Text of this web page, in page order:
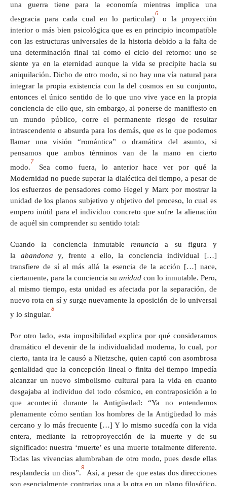
una guerra tiene para la economía mientras implica una
desgracia para cada cual en lo particular)
6
o la proyección
interior o más bien psicológica que es en principio incompatible
con las estructuras universales de la historia debido a la falta de
una determinación final tal como el ciclo del retorno: uno se
siente ya en la eternidad aunque la vida se precipite hacia su
aniquilación. Dicho de otro modo, si no hay una vía natural para
integrar la propia existencia con la del cosmos en su conjunto,
entonces el único sentido de lo que uno vive yace en la propia
conciencia de ello que, sin embargo, al ponerse de manifiesto en
un mundo público, corre el permanente riesgo de resultar
intrascendente o absurda para los demás, que es lo que podemos
llamar una visión “romántica” o dramática del asunto, si
pensamos que ambos términos van de la mano en cierto
modo.
7
Sea como fuera, lo anterior hace ver por qué la
Modernidad no puede superar la dialéctica del tiempo, a pesar de
los esfuerzos de pensadores como Hegel y Marx por mostrar la
unidad de los planos subjetivo y objetivo del proceso, lo cual es
empero inútil para el individuo concreto que sufre la alienación
de aquél sin comprender su sentido total:
Cuando la conciencia inmutable renuncia a su figura y
la abandona y, frente a ello, la conciencia individual […]
transfiere de sí al más allá la esencia de la acción […] nace,
ciertamente, para la conciencia su unidad con lo inmutable. Pero,
al mismo tiempo, esta unidad es afectada por la separación, de
nuevo rota en sí y surge nuevamente la oposición de lo universal
y lo singular.
8
Por otro lado, esta imposibilidad explica por qué consideramos
dramático el devenir de la individualidad moderna, lo cual, por
cierto, tanta ira le causó a Nietzsche, quien captó con asombrosa
genialidad que la concepción lineal o finita del tiempo impedía
alcanzar un nuevo simbolismo cultural para la vida en cuanto
desgajaba al individuo del todo cósmico, en contraposición a lo
que aconteció durante la Antigüedad: “Ya no entendemos
plenamente cómo sentían los hombres de la Antigüedad lo más
cercano y lo más frecuente […] Y lo mismo sucedía con la vida
entera, mediante la retroproyección de la muerte y de su
significado: nuestra ‘muerte’ es una muerte totalmente diferente.
Todas las vivencias alumbraban de otro modo, pues desde ellas
resplandecía un dios”.
9
Así, a pesar de que estas dos direcciones
son esencialmente contrarias una a la otra en un plano filosófico,